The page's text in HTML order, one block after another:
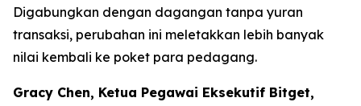
Digabungkan dengan dagangan tanpa yuran
transaksi, perubahan ini meletakkan lebih banyak
nilai kembali ke poket para pedagang.
Gracy Chen, Ketua Pegawai Eksekutif Bitget,